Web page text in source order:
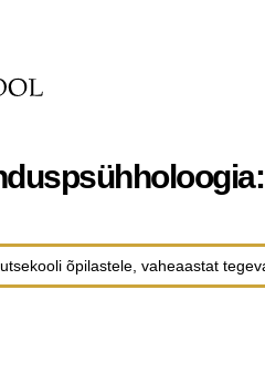
õpilastele, vaheaastat